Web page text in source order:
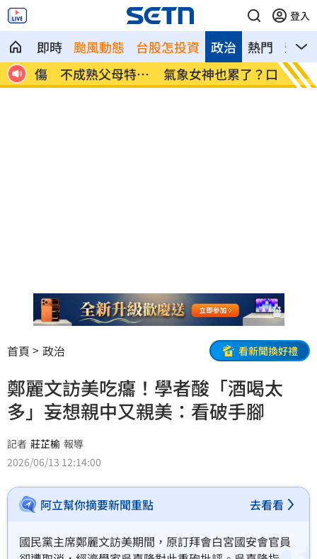
登入
即時 颱風動態 台股怎投資 熱門 影音
政治
徵
氣象女神也累了？口誤「白沙屯颱風」
酸民
嗆
首頁 政治 看新聞換好禮
鄭麗文訪美吃癟！學者酸「酒喝太
多」妄想親中又親美：看破手腳
記者 莊芷榆 報導
2026/06/13 12:14:00
阿立幫你摘要新聞重點 去看看
國民黨主席鄭麗文訪美期間，原訂拜會白宮國安會官員